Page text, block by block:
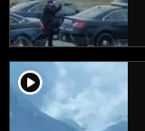
player2